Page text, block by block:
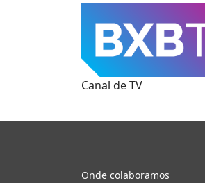
Canal de TV
Onde colaboramos